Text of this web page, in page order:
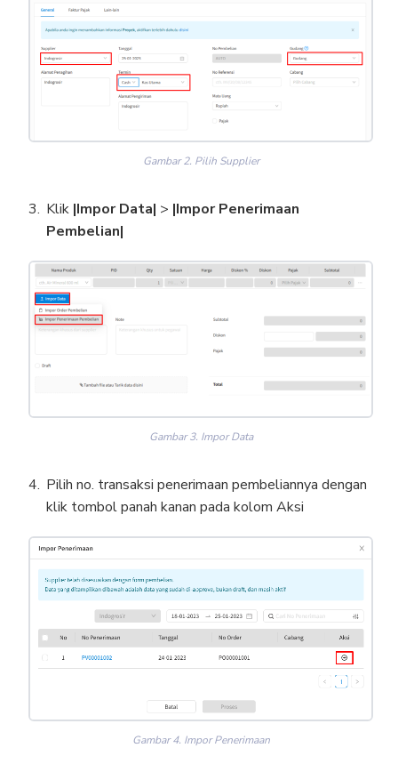
Gambar 2. Pilih Supplier
Klik |Impor Data| > |Impor Penerimaan
Pembelian|
Gambar 3. Impor Data
Pilih no. transaksi penerimaan pembeliannya dengan
klik tombol panah kanan pada kolom Aksi
Gambar 4. Impor Penerimaan